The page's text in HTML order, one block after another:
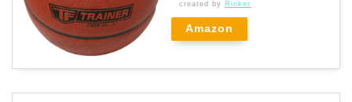
created by Rinker
Amazon